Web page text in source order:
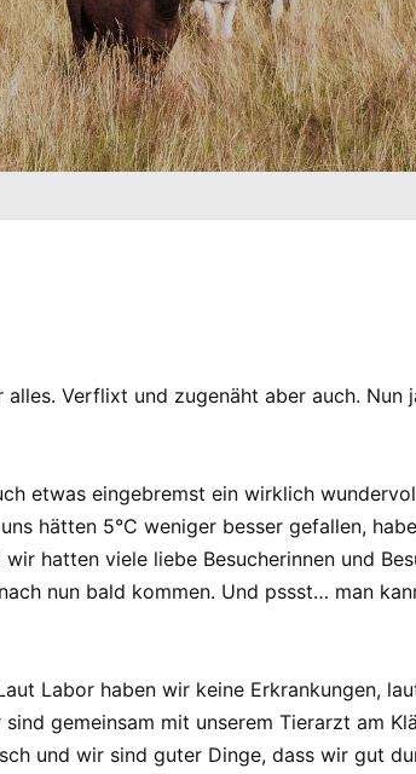
Verflixt und zugenäht aber auch. Nun
etwas eingebremst ein wirklich
hätten 5°C weniger besser gefallen,
hatten viele liebe Besucherinnen und
nun bald kommen. Und pssst… man
Labor haben wir keine Erkrankungen,
gemeinsam mit unserem Tierarzt am
und wir sind guter Dinge, dass wir gut